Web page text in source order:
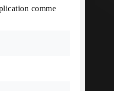
comme